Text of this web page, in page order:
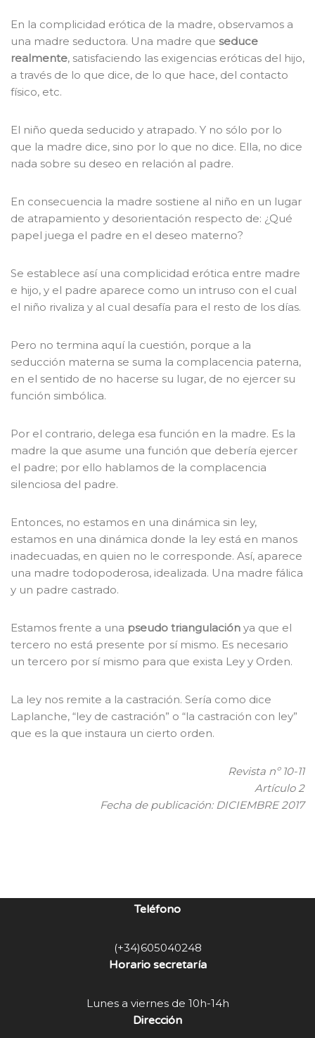
En la complicidad erótica de la madre, observamos a
una madre seductora. Una madre que seduce
realmente, satisfaciendo las exigencias eróticas del hijo,
a través de lo que dice, de lo que hace, del contacto
físico, etc.
El niño queda seducido y atrapado. Y no sólo por lo
que la madre dice, sino por lo que no dice. Ella, no dice
nada sobre su deseo en relación al padre.
En consecuencia la madre sostiene al niño en un lugar
de atrapamiento y desorientación respecto de: ¿Qué
papel juega el padre en el deseo materno?
Se establece así una complicidad erótica entre madre
e hijo, y el padre aparece como un intruso con el cual
el niño rivaliza y al cual desafía para el resto de los días.
Pero no termina aquí la cuestión, porque a la
seducción materna se suma la complacencia paterna,
en el sentido de no hacerse su lugar, de no ejercer su
función simbólica.
Por el contrario, delega esa función en la madre. Es la
madre la que asume una función que debería ejercer
el padre; por ello hablamos de la complacencia
silenciosa del padre.
Entonces, no estamos en una dinámica sin ley,
estamos en una dinámica donde la ley está en manos
inadecuadas, en quien no le corresponde. Así, aparece
una madre todopoderosa, idealizada. Una madre fálica
y un padre castrado.
Estamos frente a una pseudo triangulación ya que el
tercero no está presente por sí mismo. Es necesario
un tercero por sí mismo para que exista Ley y Orden.
La ley nos remite a la castración. Sería como dice
Laplanche, “ley de castración” o “la castración con ley”
que es la que instaura un cierto orden.
Revista nº 10-11
Artículo 2
Fecha de publicación: DICIEMBRE 2017
Teléfono
(+34)605040248
Horario secretaría
Lunes a viernes de 10h-14h
Dirección